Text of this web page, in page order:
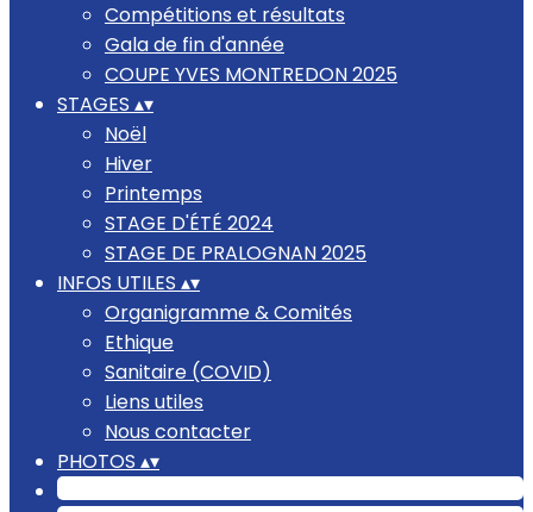
Compétitions et résultats
Gala de fin d'année
COUPE YVES MONTREDON 2025
STAGES ▴▾
Noël
Hiver
Printemps
STAGE D'ÉTÉ 2024
STAGE DE PRALOGNAN 2025
INFOS UTILES ▴▾
Organigramme & Comités
Ethique
Sanitaire (COVID)
Liens utiles
Nous contacter
PHOTOS ▴▾